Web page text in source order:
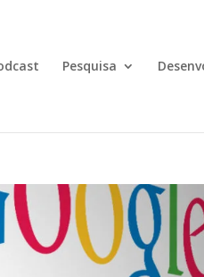
Pesquisa